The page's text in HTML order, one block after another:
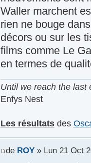
Waller marchent
rien ne bouge
décors ou sur les
films comme Le
en termes de
Until we reach the last
Enfys Nest
Les résultatsdes
de ROY» Lun 21 Oct